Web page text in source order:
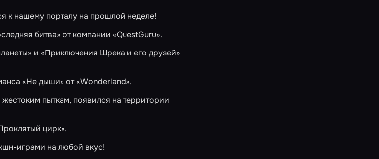
к нашему порталу на прошлой неделе!
битва» от компании «QuestGuru».
и «Приключения Шрека и его друзей»
«Не дыши» от«Wonderland».
пыткам, появился на территории
цирк».
играми на любой вкус!